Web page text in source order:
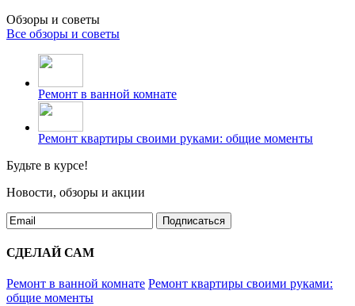
Обзоры и советы
Все обзоры и советы
Ремонт в ванной комнате
Ремонт квартиры своими руками: общие моменты
Будьте в курсе!
Новости, обзоры и акции
Подписаться
СДЕЛАЙ САМ
Ремонт в ванной комнате Ремонт квартиры своими руками:
общие моменты